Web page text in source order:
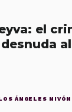
el
ÁNGELES NIVÓN